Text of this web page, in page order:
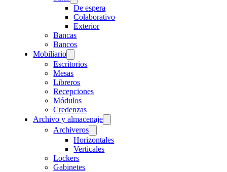
De espera
Colaborativo
Exterior
Bancas
Bancos
Mobiliario
Escritorios
Mesas
Libreros
Recepciones
Módulos
Credenzas
Archivo y almacenaje
Archiveros
Horizontales
Verticales
Lockers
Gabinetes